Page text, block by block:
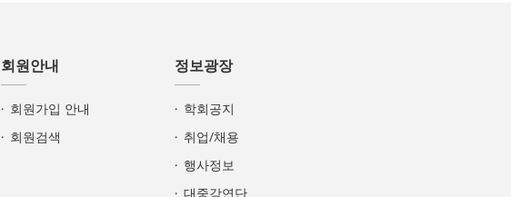
회원안내
회원가입 안내
회원검색
정보광장
학회공지
취업/채용
행사정보
대중강연단